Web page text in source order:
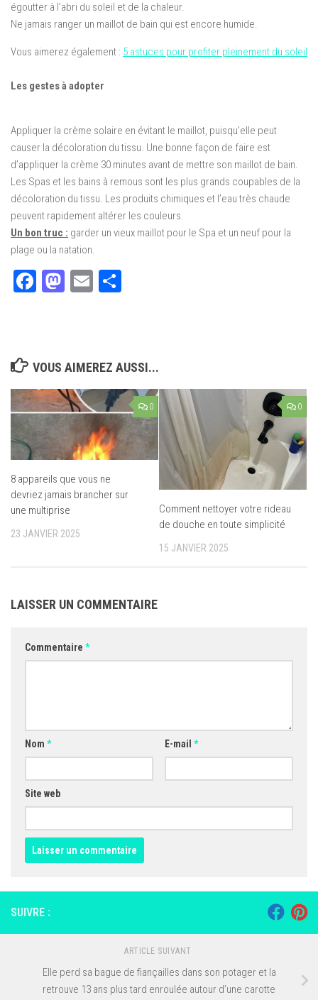
égoutter à l’abri du soleil et de la chaleur.
Ne jamais ranger un maillot de bain qui est encore humide.
Vous aimerez également : 5 astuces pour profiter pleinement du soleil
Les gestes à adopter
Appliquer la crème solaire en évitant le maillot, puisqu’elle peut
causer la décoloration du tissu. Une bonne façon de faire est
d’appliquer la crème 30 minutes avant de mettre son maillot de bain.
Les Spas et les bains à remous sont les plus grands coupables de la
décoloration du tissu. Les produits chimiques et l’eau très chaude
peuvent rapidement altérer les couleurs.
Un bon truc : garder un vieux maillot pour le Spa et un neuf pour la
plage ou la natation.
Facebook
Mastodon
Email
VOUS AIMEREZ AUSSI...
0
8 appareils que vous ne
devriez jamais brancher sur
une multiprise
23 JANVIER 2025
0
Comment nettoyer votre rideau
de douche en toute simplicité
15 JANVIER 2025
LAISSER UN COMMENTAIRE
Commentaire *
Nom * E-mail *
Site web
SUIVRE :
ARTICLE SUIVANT
Elle perd sa bague de fiançailles dans son potager et la
retrouve 13 ans plus tard enroulée autour d’une carotte